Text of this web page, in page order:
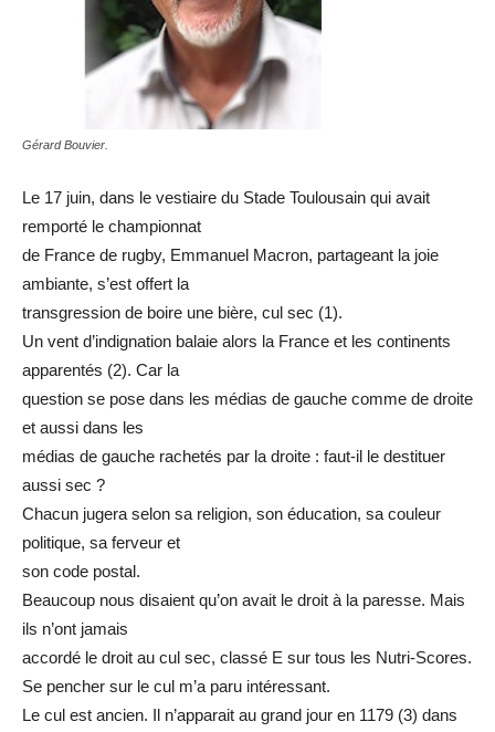
Gérard Bouvier.
Le 17 juin, dans le vestiaire du Stade Toulousain qui avait
remporté le championnat
de France de rugby, Emmanuel Macron, partageant la joie
ambiante, s’est offert la
transgression de boire une bière, cul sec (1).
Un vent d’indignation balaie alors la France et les continents
apparentés (2). Car la
question se pose dans les médias de gauche comme de droite
et aussi dans les
médias de gauche rachetés par la droite : faut-il le destituer
aussi sec ?
Chacun jugera selon sa religion, son éducation, sa couleur
politique, sa ferveur et
son code postal.
Beaucoup nous disaient qu’on avait le droit à la paresse. Mais
ils n’ont jamais
accordé le droit au cul sec, classé E sur tous les Nutri-Scores.
Se pencher sur le cul m’a paru intéressant.
Le cul est ancien. Il n’apparait au grand jour en 1179 (3) dans